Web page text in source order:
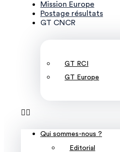
Mission Europe
Postage résultats
GT CNCR
GT RCI
GT Europe
Qui sommes-nous ?
Editorial